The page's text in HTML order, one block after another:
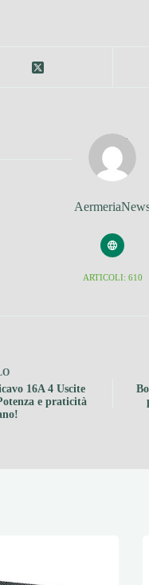
ARTICOLI: 610
16A 4 Uscite
e praticità